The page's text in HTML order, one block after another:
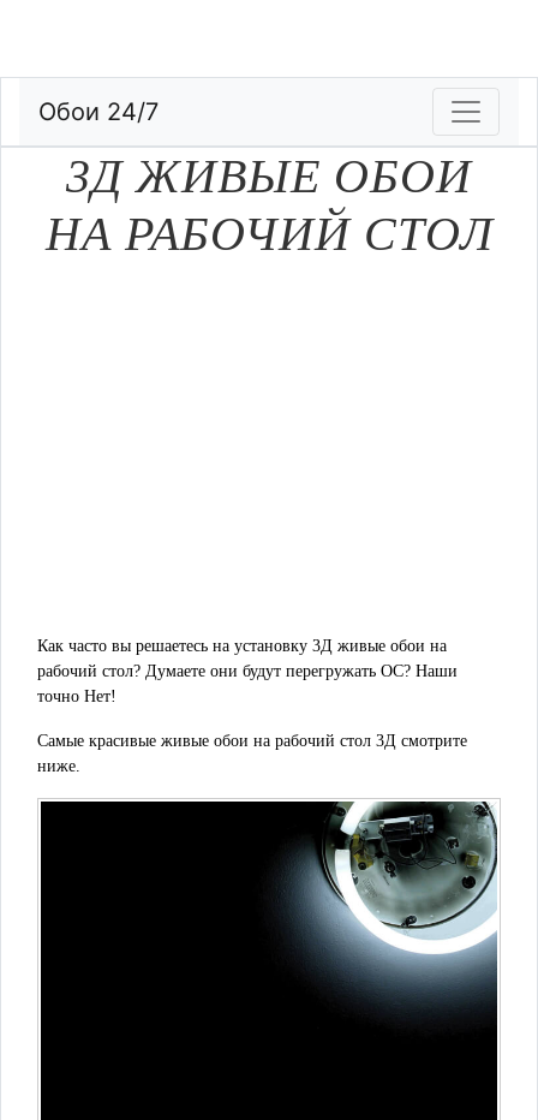
Обои 24/7
3Д ЖИВЫЕ ОБОИ
НА РАБОЧИЙ СТОЛ
Как часто вы решаетесь на установку 3Д живые обои на
рабочий стол? Думаете они будут перегружать ОС? Наши
точно Нет!
Самые красивые живые обои на рабочий стол 3Д смотрите
ниже.